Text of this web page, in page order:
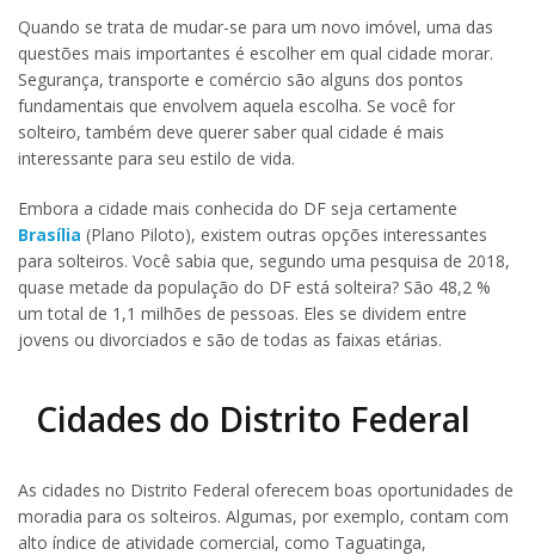
Quando se trata de mudar-se para um novo imóvel, uma das
questões mais importantes é escolher em qual cidade morar.
Segurança, transporte e comércio são alguns dos pontos
fundamentais que envolvem aquela escolha. Se você for
solteiro, também deve querer saber qual cidade é mais
interessante para seu estilo de vida.
Embora a cidade mais conhecida do DF seja certamente
Brasília (Plano Piloto), existem outras opções interessantes
para solteiros. Você sabia que, segundo uma pesquisa de 2018,
quase metade da população do DF está solteira? São 48,2 %
um total de 1,1 milhões de pessoas. Eles se dividem entre
jovens ou divorciados e são de todas as faixas etárias.
Cidades do Distrito Federal
As cidades no Distrito Federal oferecem boas oportunidades de
moradia para os solteiros. Algumas, por exemplo, contam com
alto índice de atividade comercial, como Taguatinga,